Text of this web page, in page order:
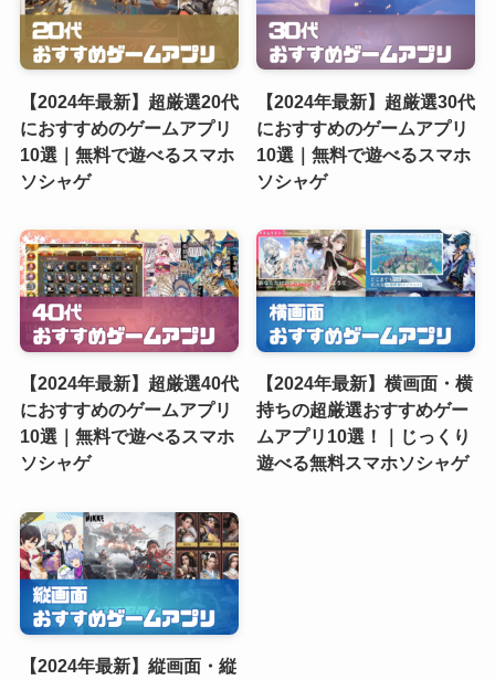
【2024年最新】超厳選20代
におすすめのゲームアプリ
10選｜無料で遊べるスマホ
ソシャゲ
【2024年最新】超厳選30代
におすすめのゲームアプリ
10選｜無料で遊べるスマホ
ソシャゲ
【2024年最新】超厳選40代
におすすめのゲームアプリ
10選｜無料で遊べるスマホ
ソシャゲ
【2024年最新】横画面・横
持ちの超厳選おすすめゲー
ムアプリ10選！｜じっくり
遊べる無料スマホソシャゲ
【2024年最新】縦画面・縦